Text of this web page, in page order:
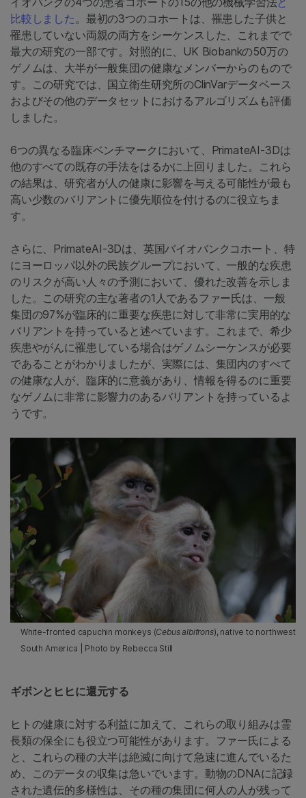
比較しました 。最初の3つのコホートは、罹患した子供と
罹患していない両親の両方をシーケンスした、これまでで
最大の研究の一部です。対照的に、UK Biobankの50万の
ゲノムは、大半が一般集団の健康なメンバーからのもので
す。この研究では、国立衛生研究所のClinVarデータベース
およびその他のデータセットにおけるアルゴリズムも評価
しました。
6つの異なる臨床ベンチマークにおいて、PrimateAI-3Dは
他のすべての既存の手法をはるかに上回りました。これら
の結果は、研究者が人の健康に影響を与える可能性が最も
高い少数のバリアントに優先順位を付けるのに役立ちま
す。
さらに、PrimateAI-3Dは、英国バイオバンクコホート、特
にヨーロッパ以外の民族グループにおいて、一般的な疾患
のリスクが高い人々の予測において、優れた改善を示しま
した。この研究の主な著者の1人であるファー氏は、一般
集団の97%が臨床的に重要な疾患に対して非常に実用的な
バリアントを持っていると述べています。これまで、希少
疾患やがんに罹患している場合はゲノムシーケンスが必要
であることがわかりましたが、実際には、集団内のすべて
の健康な人が、臨床的に意義があり、情報を得るのに重要
なゲノムに非常に影響力のあるバリアントを持っているよ
うです。
White-fronted capuchin monkeys (Cebus albifrons), native to northwest
South America | Photo by Rebecca Still
ギボンとヒヒに還元する
ヒトの健康に対する利益に加えて、これらの取り組みは霊
長類の保全にも役立つ可能性があります。ファー氏による
と、これらの種の大半は絶滅に向けて急速に進んでいるた
め、このデータの収集は急いでいます。動物のDNAに記録
された遺伝的多様性は、その種の集団に何人の人が残って